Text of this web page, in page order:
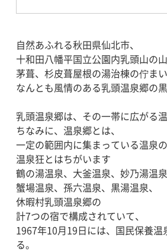
自然あふれる秋田県仙北市、
十和田八幡平国立公園内乳頭山の
茅葺、杉皮葺屋根の湯治棟の佇まい
なんとも風情のある乳頭温泉郷の黒
乳頭温泉郷は、その一帯に広がる温
ちなみに、温泉郷とは、
一定の範囲内に集まっている温泉
温泉狂とはちがいます
鶴の湯温泉、大釜温泉、妙乃湯温泉
蟹場温泉、孫六温泉、黒湯温泉、
休暇村乳頭温泉郷の
計7つの宿で構成されていて、
1967年10月19日には、国民保養
る。